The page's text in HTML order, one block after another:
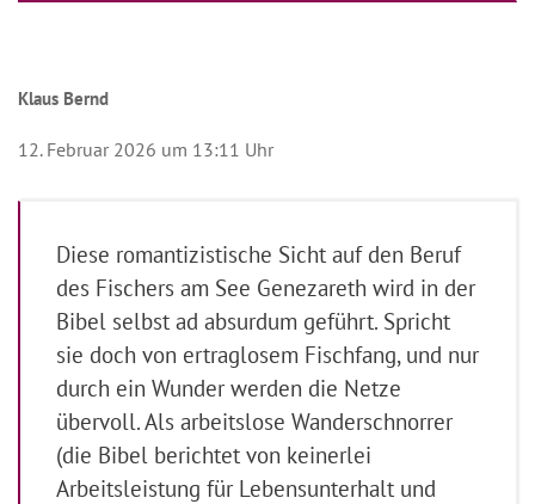
Klaus Bernd
12. Februar 2026 um 13:11 Uhr
Diese romantizistische Sicht auf den Beruf
des Fischers am See Genezareth wird in der
Bibel selbst ad absurdum geführt. Spricht
sie doch von ertraglosem Fischfang, und nur
durch ein Wunder werden die Netze
übervoll. Als arbeitslose Wanderschnorrer
(die Bibel berichtet von keinerlei
Arbeitsleistung für Lebensunterhalt und